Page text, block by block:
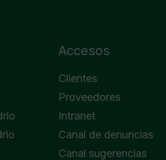
Accesos
Clientes
Proveedores
Intranet
Canal de denuncias
Canal sugerencias